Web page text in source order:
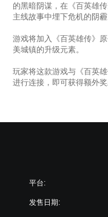
的黑暗阴谋，在《百英雄
主线故事中埋下危机的阴霾
游戏将加入《百英雄传》
美城镇的升级元素。
玩家将这款游戏与《百英
进行连接，即可获得额外
平台:
发售日期: